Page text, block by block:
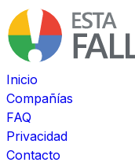
Inicio
Compañías
FAQ
Privacidad
Contacto